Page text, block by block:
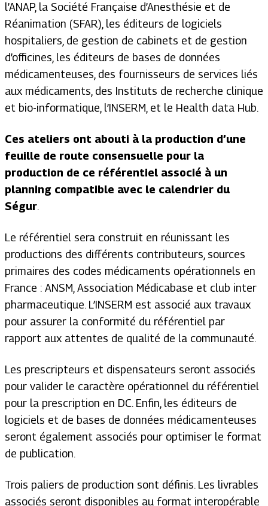
l’ANAP, la Société Française d’Anesthésie et de
Réanimation (SFAR), les éditeurs de logiciels
hospitaliers, de gestion de cabinets et de gestion
d’officines, les éditeurs de bases de données
médicamenteuses, des fournisseurs de services liés
aux médicaments, des Instituts de recherche clinique
et bio-informatique, l’INSERM, et le Health data Hub.
Ces ateliers ont abouti à la production d’une
feuille de route consensuelle pour la
production de ce référentiel associé à un
planning compatible avec le calendrier du
Ségur.
Le référentiel sera construit en réunissant les
productions des différents contributeurs, sources
primaires des codes médicaments opérationnels en
France : ANSM, Association Médicabase et club inter
pharmaceutique. L’INSERM est associé aux travaux
pour assurer la conformité du référentiel par
rapport aux attentes de qualité de la communauté.
Les prescripteurs et dispensateurs seront associés
pour valider le caractère opérationnel du référentiel
pour la prescription en DC. Enfin, les éditeurs de
logiciels et de bases de données médicamenteuses
seront également associés pour optimiser le format
de publication.
Trois paliers de production sont définis. Les livrables
associés seront disponibles au format interopérable